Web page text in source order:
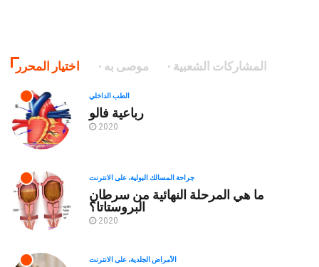
اختيار المحرر موصى به المشاركات الشعبية
الطب الداخلي
رباعية فالو
2020
جراحة المسالك البولية، على الانترنت
ما هي المرحلة النهائية من سرطان
البروستاتا؟
2020
الأمراض الجلدية، على الانترنت